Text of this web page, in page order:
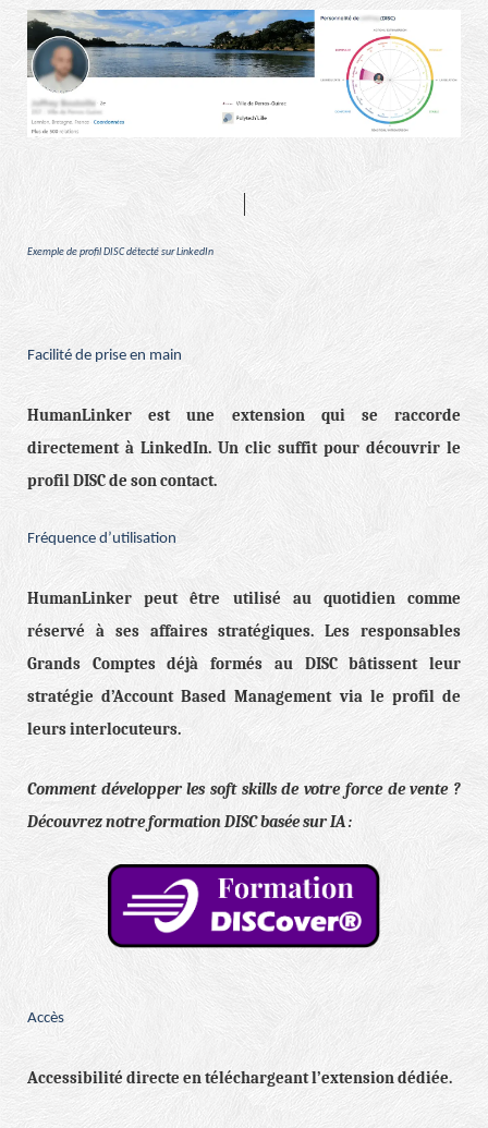
Exemple de profil DISC détecté sur LinkedIn
Facilité de prise en main
HumanLinker est une extension qui se raccorde
directement à LinkedIn. Un clic suffit pour découvrir le
profil DISC de son contact.
Fréquence d’utilisation
HumanLinker peut être utilisé au quotidien comme
réservé à ses affaires stratégiques. Les responsables
Grands Comptes déjà formés au DISC bâtissent leur
stratégie d’Account Based Management via le profil de
leurs interlocuteurs.
Comment développer les soft skills de votre force de vente ?
Découvrez notre formation DISC basée sur IA :
Accès
Accessibilité directe en téléchargeant l’extension dédiée.